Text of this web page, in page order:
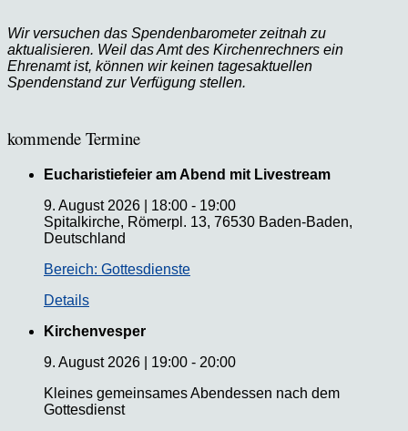
Wir versuchen das Spendenbarometer zeitnah zu
aktualisieren. Weil das Amt des Kirchenrechners ein
Ehrenamt ist, können wir keinen tagesaktuellen
Spendenstand zur Verfügung stellen.
kommende Termine
Eucharistiefeier am Abend mit Livestream
9. August 2026
18:00 - 19:00
Spitalkirche, Römerpl. 13, 76530 Baden-Baden,
Deutschland
Bereich: Gottesdienste
Details
Kirchenvesper
9. August 2026
19:00 - 20:00
Kleines gemeinsames Abendessen nach dem
Gottesdienst